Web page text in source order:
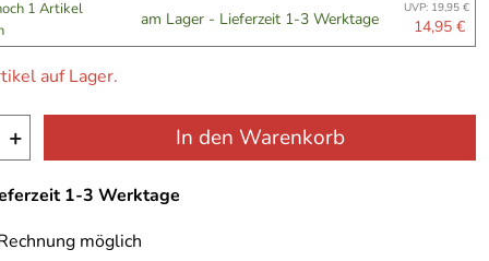
1 Artikel
am Lager - Lieferzeit 1-3 Werktage UVP: 19,95 €
14,95 €
auf Lager.
+ In den Warenkorb
1-3 Werktage
möglich